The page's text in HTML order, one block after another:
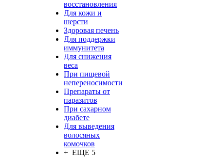
восстановления
Для кожи и
шерсти
Здоровая печень
Для поддержки
иммунитета
Для снижения
веса
При пищевой
непереносимости
Препараты от
паразитов
При сахарном
диабете
Для выведения
волосяных
комочков
+ ЕЩЕ 5